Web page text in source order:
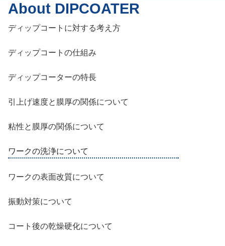
About DIPCOATER
ディップコートに対する考え方
ディップコートの仕組み
ディップコーターの特長
引上げ速度と膜厚の関係について
粘性と膜厚の関係について
ワークの洗浄について
ワークの表面改質について
振動対策について
コート後の乾燥硬化について